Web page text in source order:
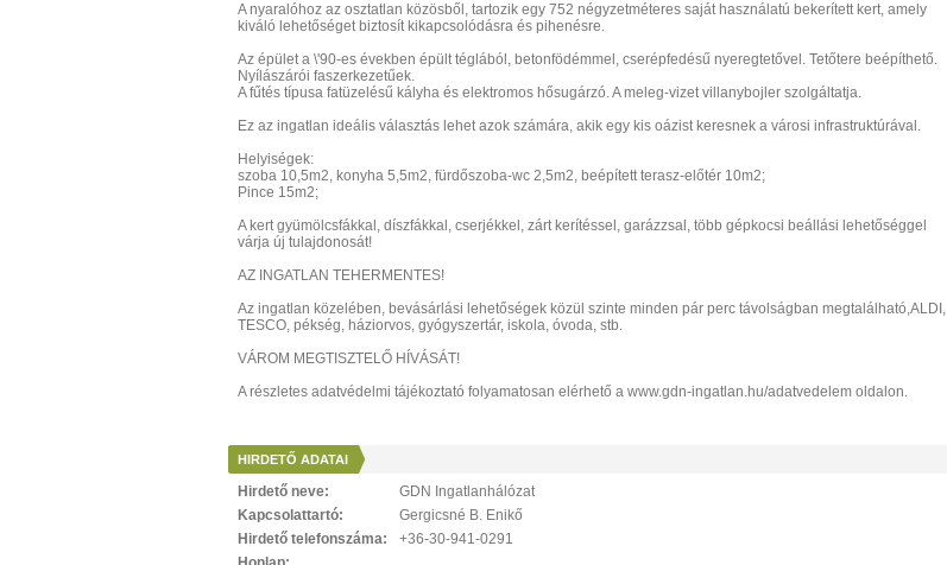
A nyaralóhoz az osztatlan közösből, tartozik egy 752 négyzetméteres saját használatú bekerített kert, amely
kiváló lehetőséget biztosít kikapcsolódásra és pihenésre.
Az épület a \'90-es években épült téglából, betonfödémmel, cserépfedésű nyeregtetővel. Tetőtere beépíthető.
Nyílászárói faszerkezetűek.
A fűtés típusa fatüzelésű kályha és elektromos hősugárzó. A meleg-vizet villanybojler szolgáltatja.
Ez az ingatlan ideális választás lehet azok számára, akik egy kis oázist keresnek a városi infrastruktúrával.
Helyiségek:
szoba 10,5m2, konyha 5,5m2, fürdőszoba-wc 2,5m2, beépített terasz-előtér 10m2;
Pince 15m2;
A kert gyümölcsfákkal, díszfákkal, cserjékkel, zárt kerítéssel, garázzsal, több gépkocsi beállási lehetőséggel
várja új tulajdonosát!
AZ INGATLAN TEHERMENTES!
Az ingatlan közelében, bevásárlási lehetőségek közül szinte minden pár perc távolságban megtalálható,ALDI,
TESCO, pékség, háziorvos, gyógyszertár, iskola, óvoda, stb.
VÁROM MEGTISZTELŐ HÍVÁSÁT!
A részletes adatvédelmi tájékoztató folyamatosan elérhető a www.gdn-ingatlan.hu/adatvedelem oldalon.
HIRDETŐ ADATAI
Hirdető neve:
GDN Ingatlanhálózat
Kapcsolattartó:
Gergicsné B. Enikő
Hirdető telefonszáma:
+36-30-941-0291